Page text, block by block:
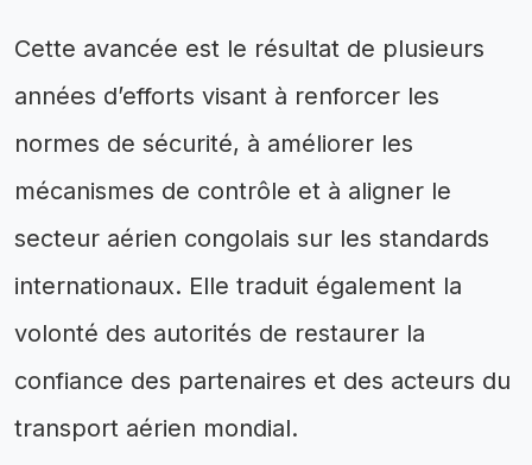
Cette avancée est le résultat de plusieurs
années d’efforts visant à renforcer les
normes de sécurité, à améliorer les
mécanismes de contrôle et à aligner le
secteur aérien congolais sur les standards
internationaux. Elle traduit également la
volonté des autorités de restaurer la
confiance des partenaires et des acteurs du
transport aérien mondial.